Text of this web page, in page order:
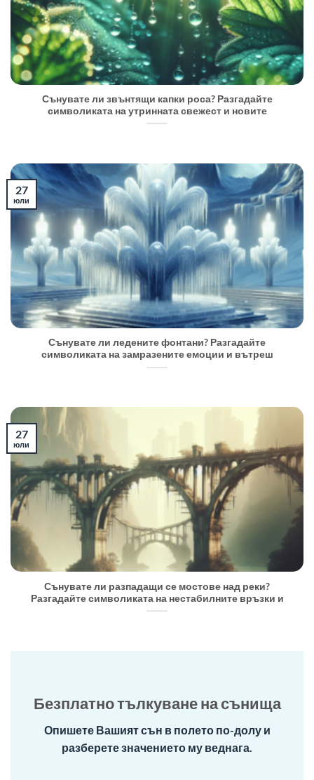
Сънувате ли звънтящи капки роса? Разгадайте
символиката на утринната свежест и новите
Сънувате ли ледените фонтани? Разгадайте
символиката на замразените емоции и вътреш
27
юли
Сънувате ли разпадащи се мостове над реки?
Разгадайте символиката на нестабилните връзки и
27
юли
Безплатно тълкуване на сънища
Опишете Вашият сън в полето по-долу и
разберете значението му веднага.